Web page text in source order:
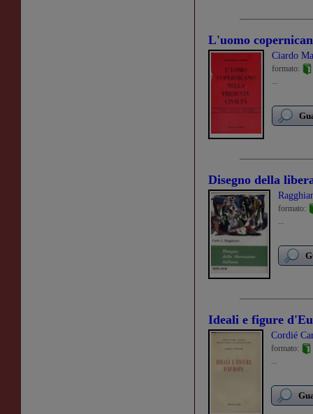
L'uomo
Ciardo
formato:
...
Disegno della
formato:
...
Ideali e figure
Cordié
formato:
...